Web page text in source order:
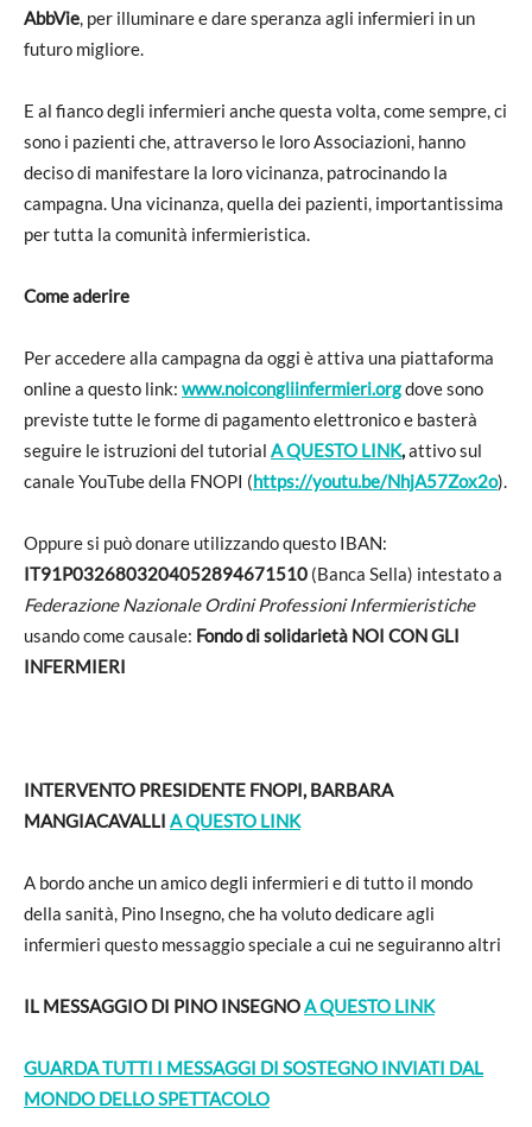
AbbVie, per illuminare e dare speranza agli infermieri in un
futuro migliore.
E al fianco degli infermieri anche questa volta, come sempre, ci
sono i pazienti che, attraverso le loro Associazioni, hanno
deciso di manifestare la loro vicinanza, patrocinando la
campagna. Una vicinanza, quella dei pazienti, importantissima
per tutta la comunità infermieristica.
Come aderire
Per accedere alla campagna da oggi è attiva una piattaforma
online a questo link: www.noicongliinfermieri.orgdove sono
previste tutte le forme di pagamento elettronico e basterà
seguire le istruzioni del tutorial A QUESTO LINK,attivo sul
canale YouTube della FNOPI (https://youtu.be/NhjA57Zox2o).
Oppure si può donare utilizzando questo IBAN:
IT91P0326803204052894671510 (Banca Sella) intestato a
Federazione Nazionale Ordini Professioni Infermieristiche
usando come causale: Fondo di solidarietà NOI CON GLI
INFERMIERI
INTERVENTO PRESIDENTE FNOPI, BARBARA
MANGIACAVALLI A QUESTO LINK
A bordo anche un amico degli infermieri e di tutto il mondo
della sanità, Pino Insegno, che ha voluto dedicare agli
infermieri questo messaggio speciale a cui ne seguiranno altri
IL MESSAGGIO DI PINO INSEGNOA QUESTO LINK
GUARDA TUTTI I MESSAGGI DI SOSTEGNO INVIATI DAL
MONDO DELLO SPETTACOLO